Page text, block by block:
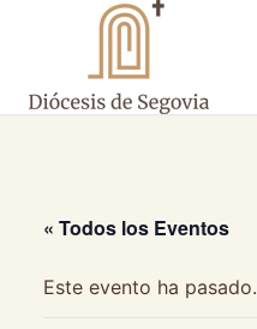
contenido
« Todos los Eventos
Este evento ha pasado.